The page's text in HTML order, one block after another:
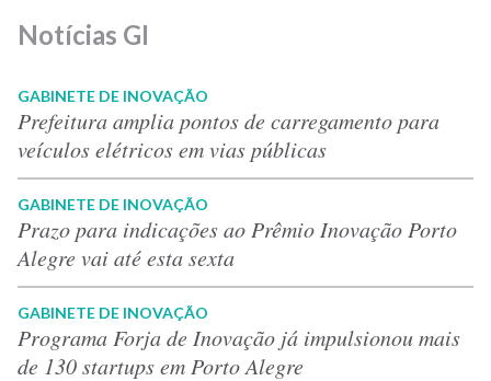
Notícias GI
GABINETE DE INOVAÇÃO
Prefeitura amplia pontos de carregamento para
veículos elétricos em vias públicas
GABINETE DE INOVAÇÃO
Prazo para indicações ao Prêmio Inovação Porto
Alegre vai até esta sexta
GABINETE DE INOVAÇÃO
Programa Forja de Inovação já impulsionou mais
de 130 startups em Porto Alegre